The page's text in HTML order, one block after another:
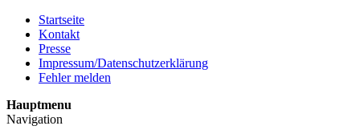
Startseite
Kontakt
Presse
Impressum/Datenschutzerklärung
Fehler melden
Hauptmenu
Navigation